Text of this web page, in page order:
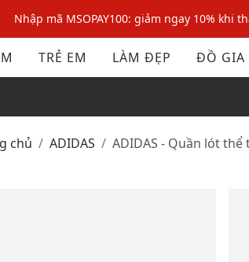
Nhập mã MSOPAY100: giảm ngay 10% khi
Nhập mã: MSOXINCHAO - Giảm 10% đơn
Nhập mã MSOPAY100: giảm ngay 10% khi
TRẺ EM LÀM ĐẸP ĐỒ GIA
chủ ADIDAS ADIDAS - Quần lót